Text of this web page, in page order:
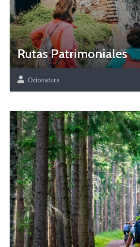
Rutas Patrimoniales
Ocionatura